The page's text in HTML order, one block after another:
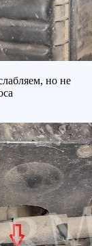
но не